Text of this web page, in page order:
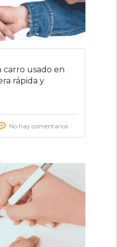
carro usado en
rápida y
No hay comentarios